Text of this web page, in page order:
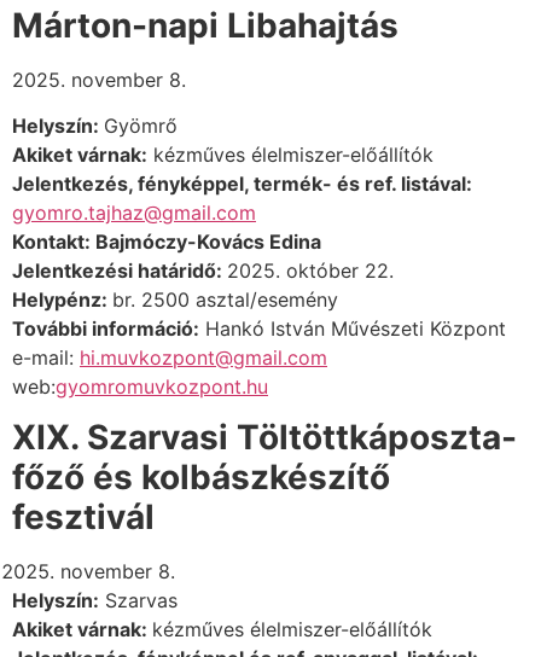
Márton-napi Libahajtás
2025. november 8.
Helyszín: Gyömrő
Akiket várnak: kézműves élelmiszer-előállítók
Jelentkezés, fényképpel, termék- és ref. listával:
gyomro.tajhaz@gmail.com
Kontakt: Bajmóczy-Kovács Edina
Jelentkezési határidő: 2025. október 22.
Helypénz: br. 2500 asztal/esemény
További információ: Hankó István Művészeti Központ
e-mail: hi.muvkozpont@gmail.com
web:gyomromuvkozpont.hu
XIX. Szarvasi Töltöttkáposzta-
főző és kolbászkészítő
fesztivál
november 8.
Helyszín: Szarvas
Akiket várnak: kézműves élelmiszer-előállítók